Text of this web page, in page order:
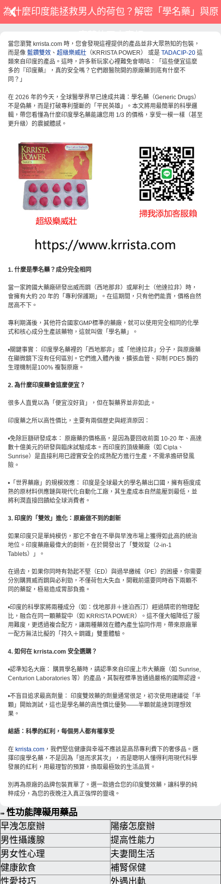
為什麼印度能拯救男人的荷包？解密「學名藥」與原
當您瀏覽 krrista.com 時，您會發現這裡提供的產品並非大眾熟知的包裝，
而是像 藍鑽雙效 、 超級樂威壯 （KRRISTA POWER） 或是 TADACIP-20 這
類來自印度的產品。這時，許多新玩家心裡難免會嘀咕：「這些便宜這麼
多的『印度藥』，真的安全嗎？它們跟醫院開的原廠藥到底有什麼不
同？」
在 2026 年的今天，全球醫學界早已達成共識：學名藥（Generic Drugs）
不是偽藥，而是打破專利壟斷的「平民英雄」。本文將用最簡單的科學邏
輯，帶您看懂為什麼印度學名藥能讓您用 1/3 的價格，享受一模一樣（甚至
更升級）的震撼體感。
1. 什麼是學名藥？成分完全相同
當一家跨國大藥廠研發出威而鋼（西地那非）或犀利士（他達拉非）時，
會擁有大約 20 年的「專利保護期」。在這期間，只有他們能賣，價格自然
居高不下。
專利期滿後，其他符合國家GMP標準的藥廠，就可以使用完全相同的化學
式和核心成分生產該藥物，這就叫做「學名藥」。
•關鍵事實： 印度學名藥裡的「西地那非」或「他達拉非」分子，與原廠藥
在顯微鏡下沒有任何區別。它們進入體內後，擴張血管、抑制 PDE5 酶的
生理機制是100% 複製原廠。
2. 為什麼印度藥會這麼便宜？
很多人直覺以為「便宜沒好貨」，但在製藥界並非如此。
印度藥之所以高性價比，主要有兩個歷史與經濟原因：
•免除巨額研發成本： 原廠藥的價格高，是因為要回收前面 10-20 年、高達
數十億美元的研發與臨床試驗成本。而印度的頂級藥廠（如 Cipla、
Sunrise）是直接利用已證實安全的成熟配方進行生產，不需承擔研發風
險。
•「世界藥廠」的規模效應： 印度是全球最大的學名藥出口國，擁有極度成
熟的原材料供應鏈與現代化自動化工廠，其生產成本自然能壓到最低，並
將利潤直接回饋給全球消費者。
3. 印度的「雙效」進化：原廠做不到的創新
如果印度只是單純模仿，那它不會在不舉與早洩市場上獲得如此高的統治
地位。印度藥廠最偉大的創新，在於開發出了「雙效錠（2-in-1
Tablets）」。
在過去，如果你同時有勃起不堅（ED）與過早繳械（PE）的困擾，你需要
分別購買威而鋼與必利勁，不僅荷包大失血，開戰前還要同時吞下兩顆不
同的藥錠，極易造成胃部負擔。
•印度的科學家將兩種成分（如：伐地那非＋達泊西汀）經過精密的物理配
比，融合在同一顆藥錠中（如 KRRISTA POWER）。這不僅大幅降低了服
用難度，更透過複合配方，讓兩種藥效在體內產生協同作用，帶來原廠單
一配方無法比擬的「持久＋鋼鐵」雙重體驗。
4. 如何在 krrista.com 安全選購？
•認準知名大廠： 購買學名藥時，請認準來自印度上市大藥廠（如 Sunrise,
Centurion Laboratories 等）的產品，其製程標準皆通過嚴格的國際認證。
•不盲目追求最高劑量： 印度雙效藥的劑量通常很足，初次使用建議從「半
顆」開始測試，這也是學名藥的高性價比優勢——半顆就能達到理想效
果。
結語：科學的紅利，每個男人都有權享受
在 krrista.com ，我們堅信健康與幸福不應該是高昂專利費下的奢侈品。選
擇印度學名藥，不是因為「退而求其次」，而是聰明人懂得利用現代科學
發展的紅利，用最理智的預算，換取最極致的生活品質。
別再為原廠的品牌包裝買單了。選一款適合您的印度雙效藥，讓科學的純
粹成分，為您的夜晚注入真正強悍的靈魂。
➠ 性功能障礙用藥品
早洩怎麼辦
陽痿怎麼辦
男性攝護腺
提高性能力
男女性心理
夫妻間生活
健康飲食
補腎保健
性愛技巧
外遇出軌